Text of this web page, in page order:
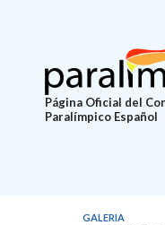
principal
Página Oficial del
Paralímpico Español
GALERIA